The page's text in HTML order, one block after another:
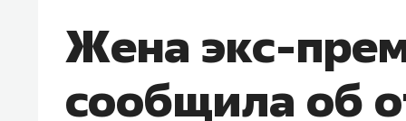
​Жена экс-
сообщила об
правил, бизнес может
потерять минимум